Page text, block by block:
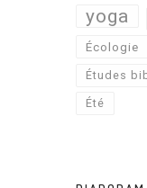
yoga
Écologie
Études
Été